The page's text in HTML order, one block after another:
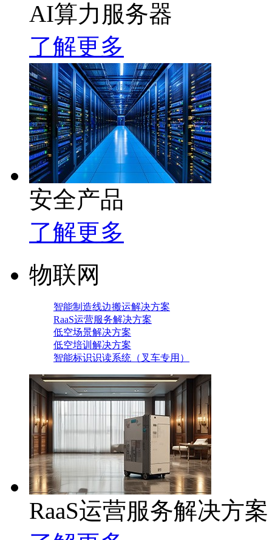
AI算力服务器
了解更多
安全产品
了解更多
物联网
智能制造线边搬运解决方案
RaaS运营服务解决方案
低空场景解决方案
低空培训解决方案
智能标识识读系统（叉车专用）
RaaS运营服务解决方案